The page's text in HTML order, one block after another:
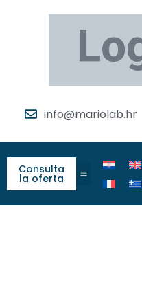
info@mariolab.hr
Consulta
la oferta